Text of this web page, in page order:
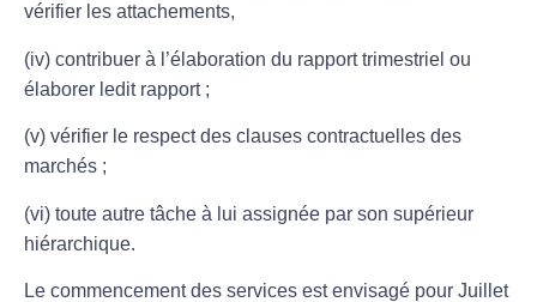
vérifier les attachements,
(iv) contribuer à l’élaboration du rapport trimestriel ou
élaborer ledit rapport ;
(v) vérifier le respect des clauses contractuelles des
marchés ;
(vi) toute autre tâche à lui assignée par son supérieur
hiérarchique.
Le commencement des services est envisagé pour Juillet